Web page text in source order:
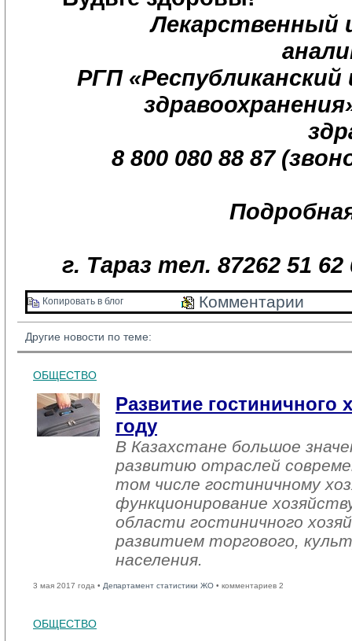
Лекарственный
РГП
8 800 080 88 87
г. Тараз тел. 87262 51 62
Копировать в блог Комментарии
Другие новости по теме:
ОБЩЕСТВО
Развитие гостиничного
году
В Казахстане большое
развитию отраслей
том числе гостиничному
функционирование
области гостиничного
развитием торгового,
населения.
3 мая 2017 года • Департамент статистики ЖО • комментариев 2
ОБЩЕСТВО